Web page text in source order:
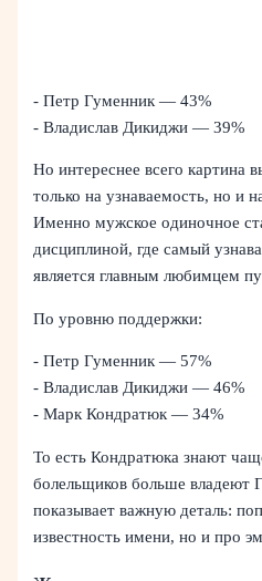
- Петр Гуменник — 43%
- Владислав Дикиджи — 39%
Но интереснее всего картина
только на узнаваемость, но и
Именно мужское одиночное
дисциплиной, где самый
является главным любимцем
По уровню поддержки:
- Петр Гуменник — 57%
- Владислав Дикиджи — 46%
- Марк Кондратюк — 34%
То есть Кондратюка знают
болельщиков больше владеют
показывает важную деталь:
известность имени, но и про